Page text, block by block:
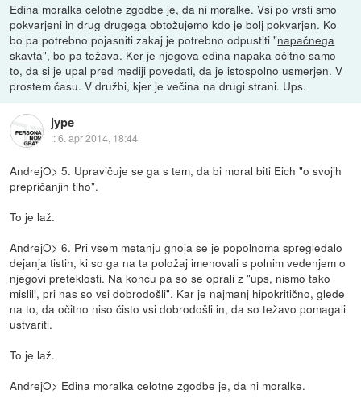
Edina moralka celotne zgodbe je, da ni moralke. Vsi po vrsti smo
pokvarjeni in drug drugega obtožujemo kdo je bolj pokvarjen. Ko
bo pa potrebno pojasniti zakaj je potrebno odpustiti "napačnega
skavta", bo pa težava. Ker je njegova edina napaka očitno samo
to, da si je upal pred mediji povedati, da je istospolno usmerjen. V
prostem času. V družbi, kjer je večina na drugi strani. Ups.
jype
::6. apr 2014, 18:44
AndrejO> 5. Upravičuje se ga s tem, da bi moral biti Eich "o svojih
prepričanjih tiho".
To je laž.
AndrejO> 6. Pri vsem metanju gnoja se je popolnoma spregledalo
dejanja tistih, ki so ga na ta položaj imenovali s polnim vedenjem o
njegovi preteklosti. Na koncu pa so se oprali z "ups, nismo tako
mislili, pri nas so vsi dobrodošli". Kar je najmanj hipokritično, glede
na to, da očitno niso čisto vsi dobrodošli in, da so težavo pomagali
ustvariti.
To je laž.
AndrejO> Edina moralka celotne zgodbe je, da ni moralke.